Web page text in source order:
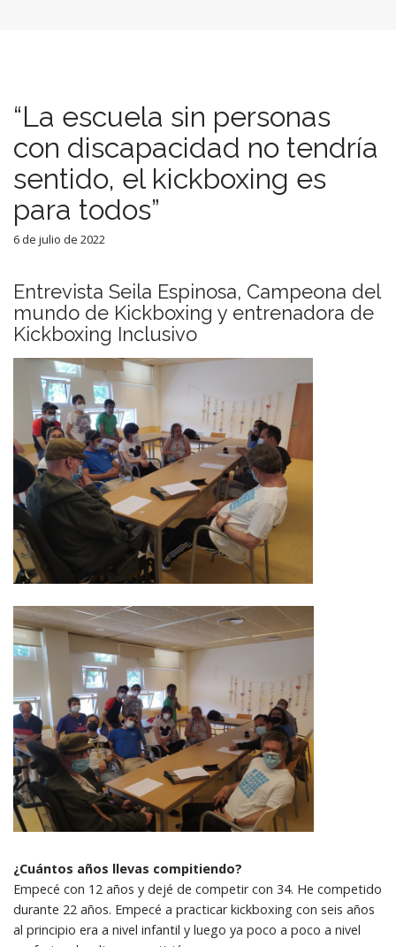
“La escuela sin personas
con discapacidad no tendría
sentido, el kickboxing es
para todos”
6 de julio de 2022
Entrevista Seila Espinosa, Campeona del
mundo de Kickboxing y entrenadora de
Kickboxing Inclusivo
¿Cuántos años llevas compitiendo?
Empecé con 12 años y dejé de competir con 34. He competido
durante 22 años. Empecé a practicar kickboxing con seis años
al principio era a nivel infantil y luego ya poco a poco a nivel